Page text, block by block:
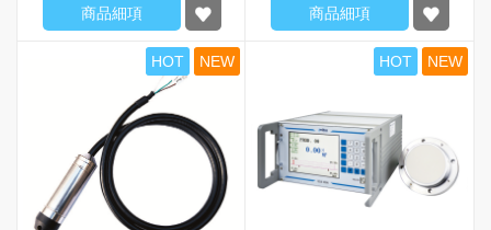
商品細項 商品細項
HOT NEW HOT NEW